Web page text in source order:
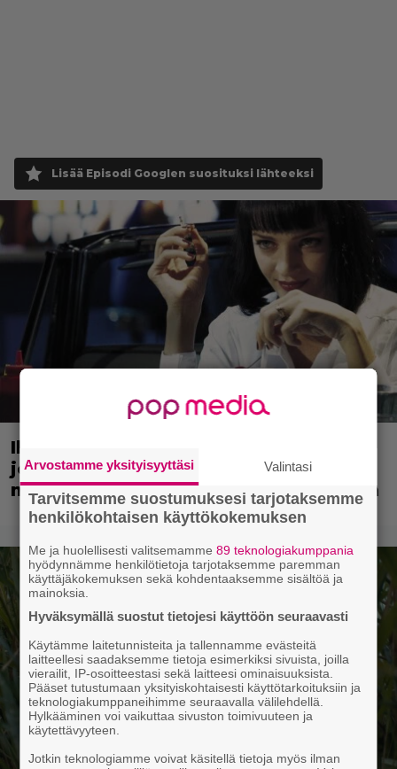
Lisää Episodi Googlen suosituksi lähteeksi
Illalla tv:ssä: 90-luvun rikoselokuva
joka ei vanhene koskaan – rönsyilevä
mestariteos kestää aikaa ja kulutusta
Arvostamme yksityisyyttäsi Valintasi
Tarvitsemme suostumuksesi tarjotaksemme
henkilökohtaisen käyttökokemuksen
Me ja huolellisesti valitsemamme89 teknologiakumppania
hyödynnämme henkilötietoja tarjotaksemme paremman
käyttäjäkokemuksen sekä kohdentaaksemme sisältöä ja
mainoksia.
Hyväksymällä suostut tietojesi käyttöön seuraavasti
Käytämme laitetunnisteita ja tallennamme evästeitä
laitteellesi saadaksemme tietoja esimerkiksi sivuista, joilla
vierailit, IP-osoitteestasi sekä laitteesi ominaisuuksista.
Pääset tutustumaan yksityiskohtaisesti käyttötarkoituksiin ja
teknologiakumppaneihimme seuraavalla välilehdellä.
Hylkääminen voi vaikuttaa sivuston toimivuuteen ja
käytettävyyteen.
Jotkin teknologiamme voivat käsitellä tietoja myös ilman